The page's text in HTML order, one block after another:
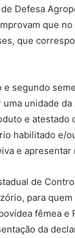
Defesa
que
que
segundo
unidade da
e atestado
habilitado e/
e
de
para
fêmea e
da